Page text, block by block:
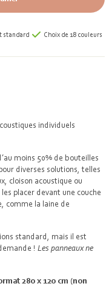
standard Choix de 18 couleurs
individuels
moins 50% de bouteilles
diverses solutions, telles
cloison acoustique ou
placer devant une couche
comme la laine de
standard, mais il est
! Les panneaux ne
280 x 120 cm (non